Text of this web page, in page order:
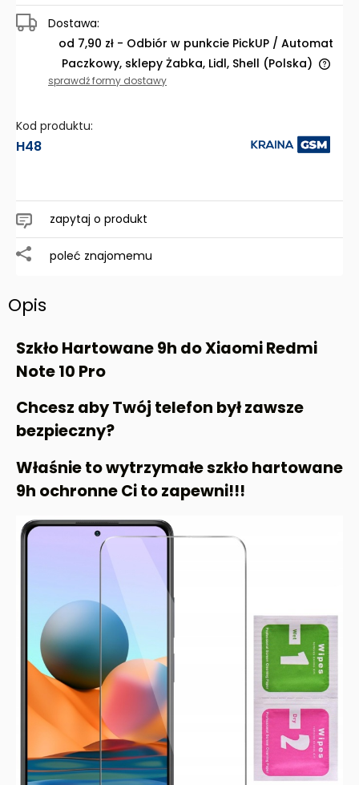
Dostawa:
od 7,90 zł - Odbiór w punkcie PickUP / Automat
Paczkowy, sklepy Żabka, Lidl, Shell (Polska)
Cena nie zawiera ewentualnych kosztów płatności
sprawdź formy dostawy
Kod produktu:
H48
zapytaj o produkt
poleć znajomemu
Opis
Szkło Hartowane 9h do Xiaomi Redmi
Note 10 Pro
Chcesz aby Twój telefon był zawsze
bezpieczny?
Właśnie to wytrzymałe szkło hartowane
9h ochronne Ci to zapewni!!!